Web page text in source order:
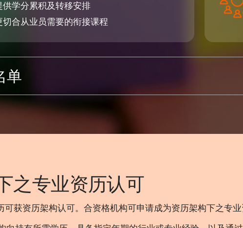
供学分累积及转移安排
切合从业员需要的衔接课程
单
之专业资历认可
获资历架构认可。合资格机构可申请成为资历架构下之专业